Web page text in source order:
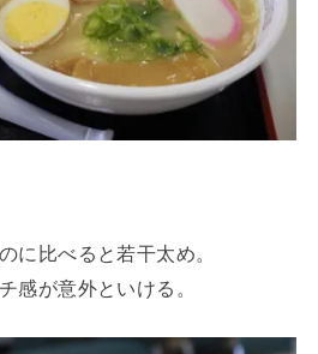
に比べると若干太め。
感が意外といける。